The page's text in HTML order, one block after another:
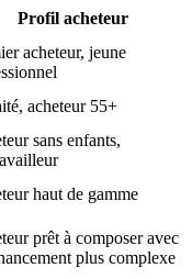
Profil acheteur
acheteur, jeune
acheteur 55+
sans enfants,
haut de gamme
prêt à composer avec
plus complexe